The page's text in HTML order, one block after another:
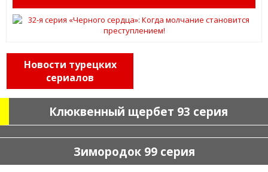
Новости турецких
сериалов
Клюквенный щербет 93 серия
Зимородок 99 серия